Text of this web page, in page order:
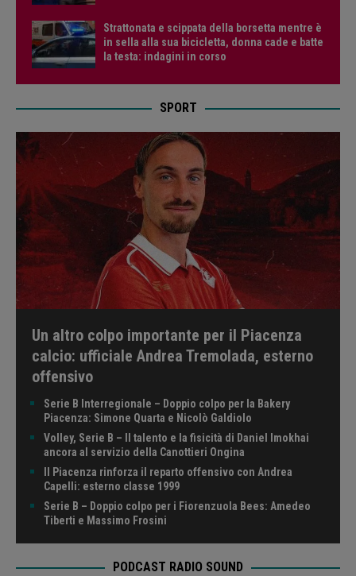
Strattonata e scippata della borsetta mentre è
in sella alla sua bicicletta, donna cade e batte
la testa: indagini in corso
SPORT
Un altro colpo importante per il Piacenza
calcio: ufficiale Andrea Tremolada, esterno
offensivo
Serie B Interregionale – Doppio colpo per la Bakery
Piacenza: Simone Quarta e Nicolò Galdiolo
Volley, Serie B – Il talento e la fisicità di Daniel Imokhai
ancora al servizio della Canottieri Ongina
Il Piacenza rinforza il reparto offensivo con Andrea
Capelli: esterno classe 1999
Serie B – Doppio colpo per i Fiorenzuola Bees: Amedeo
Tiberti e Massimo Frosini
PODCAST RADIO SOUND